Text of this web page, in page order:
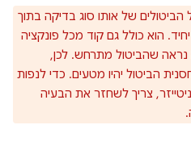
של אותו סוג בדיקה בתוך
הוא כולל גם קוד מכל פונקציה
שהביטול מתרחש. לכן,
הביטול יהיו מטעים. כדי לנפות
צריך לשחזר את הבעיה